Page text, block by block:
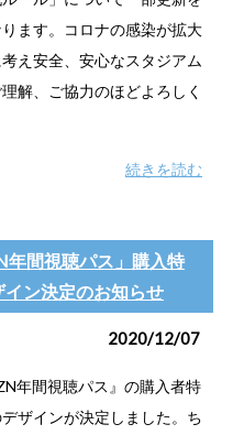
ます。コロナの感染が拡大
え安全、安心なスタジアム
解、ご協力のほどよろしく
続きを読む
年間視聴パス」購入特
ン決定のお知らせ
2020/12/07
年間視聴パス』の購入者特
ザインが決定しました。ち